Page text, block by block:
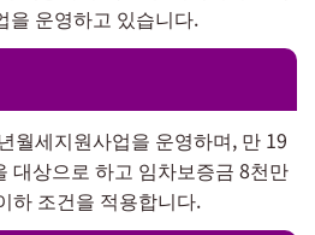
을 운영하고 있습니다.
월세지원사업을 운영하며, 만 19
대상으로 하고 임차보증금 8천만
하 조건을 적용합니다.